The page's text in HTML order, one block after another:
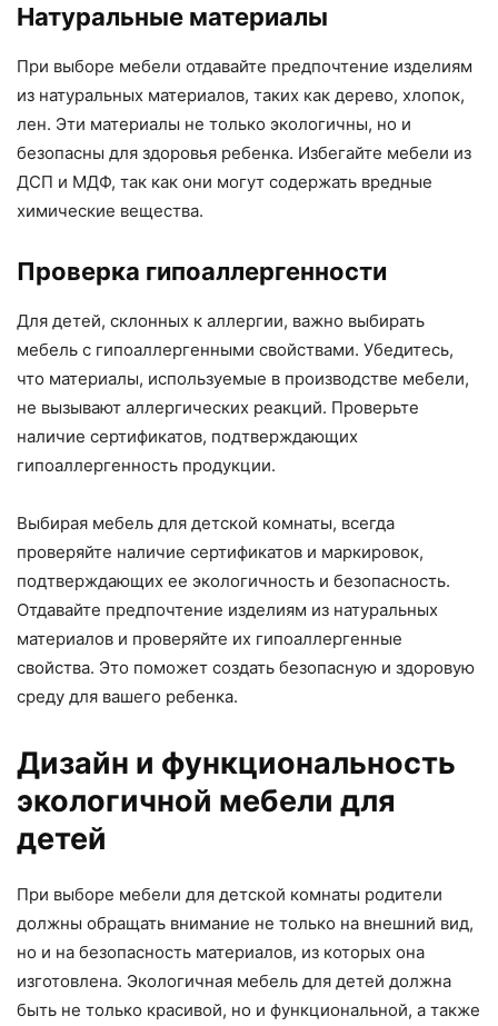
Натуральные материалы
При выборе мебели отдавайте предпочтение изделиям
из натуральных материалов, таких как дерево, хлопок,
лен. Эти материалы не только экологичны, но и
безопасны для здоровья ребенка. Избегайте мебели из
ДСП и МДФ, так как они могут содержать вредные
химические вещества.
Проверка гипоаллергенности
Для детей, склонных к аллергии, важно выбирать
мебель с гипоаллергенными свойствами. Убедитесь,
что материалы, используемые в производстве мебели,
не вызывают аллергических реакций. Проверьте
наличие сертификатов, подтверждающих
гипоаллергенность продукции.
Выбирая мебель для детской комнаты, всегда
проверяйте наличие сертификатов и маркировок,
подтверждающих ее экологичность и безопасность.
Отдавайте предпочтение изделиям из натуральных
материалов и проверяйте их гипоаллергенные
свойства. Это поможет создать безопасную и здоровую
среду для вашего ребенка.
Дизайн и функциональность
экологичной мебели для
детей
При выборе мебели для детской комнаты родители
должны обращать внимание не только на внешний вид,
но и на безопасность материалов, из которых она
изготовлена. Экологичная мебель для детей должна
быть не только красивой, но и функциональной, а также